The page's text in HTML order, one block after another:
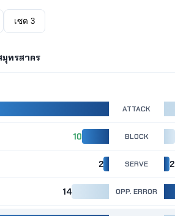
เซต 3
มุทรสาคร
ATTACK
10 BLOCK
2 SERVE 2
14 OPP. ERROR